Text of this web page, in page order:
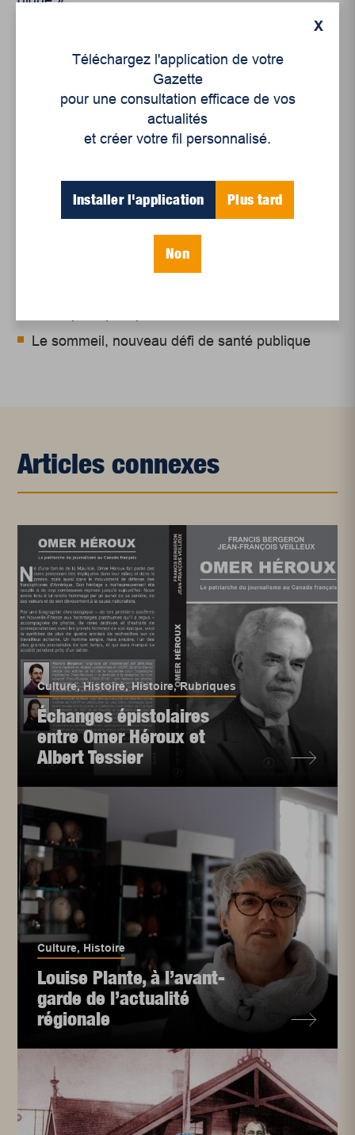
Articles récents
régionale
Le sommeil, nouveau défi de santé publique
Articles connexes
Culture,Histoire,Histoire,Rubriques
Échanges épistolaires
entre Omer Héroux et
Albert Tessier
Culture, Histoire
Louise Plante, à l’avant-
garde de l’actualité
régionale
X
Téléchargez l'application de votre
Gazette
pour une consultation efficace de vos
actualités
et créer votre fil personnalisé.
Installer l'application Plus tard
Non